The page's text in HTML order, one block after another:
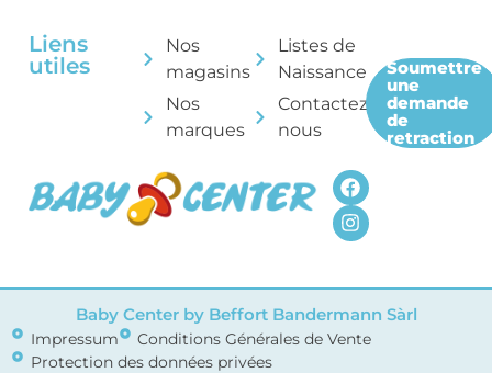
Liens
utiles
Nos
magasins
Nos
marques
Listes de
Naissance
Contactez-
nous
Soumettre
une
demande
de
retraction
Baby Center by Beffort Bandermann Sàrl
Impressum
Conditions Générales de Vente
Protection des données privées